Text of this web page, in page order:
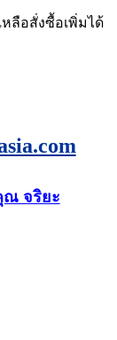
ลือสั่งซื้อเพิ่มได้
จริยะ